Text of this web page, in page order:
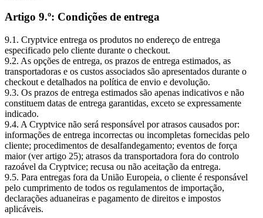
Artigo 9.º: Condições de entrega
9.1. Cryptvice entrega os produtos no endereço de entrega
especificado pelo cliente durante o checkout.
9.2. As opções de entrega, os prazos de entrega estimados, as
transportadoras e os custos associados são apresentados durante o
checkout e detalhados na política de envio e devolução.
9.3. Os prazos de entrega estimados são apenas indicativos e não
constituem datas de entrega garantidas, exceto se expressamente
indicado.
9.4. A Cryptvice não será responsável por atrasos causados por:
informações de entrega incorrectas ou incompletas fornecidas pelo
cliente; procedimentos de desalfandegamento; eventos de força
maior (ver artigo 25); atrasos da transportadora fora do controlo
razoável da Cryptvice; recusa ou não aceitação da entrega.
9.5. Para entregas fora da União Europeia, o cliente é responsável
pelo cumprimento de todos os regulamentos de importação,
declarações aduaneiras e pagamento de direitos e impostos
aplicáveis.